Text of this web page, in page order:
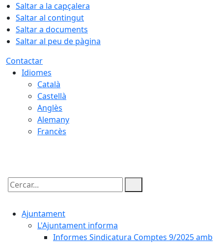
Saltar a la capçalera
Saltar al contingut
Saltar a documents
Saltar al peu de pàgina
Contactar
Idiomes
Català
Castellà
Anglès
Alemany
Francès
Cercar:
Ajuntament
L'Ajuntament informa
Informes Sindicatura Comptes 9/2025 amb